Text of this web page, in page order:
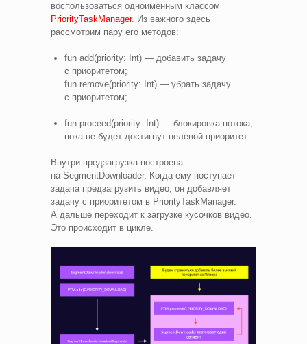
воспользоваться одноимённым классом
PriorityTaskManager. Из важного здесь
рассмотрим пару его методов:
fun add(priority: Int) — добавить задачу
с приоритетом;
fun remove(priority: Int) — убрать задачу
с приоритетом;
fun proceed(priority: Int) — блокировка потока,
пока не будет достигнут целевой приоритет.
Внутри предзагрузка построена
на SegmentDownloader. Когда ему поступает
задача предзагрузить видео, он добавляет
задачу с приоритетом в PriorityTaskManager.
А дальше переходит к загрузке кусочков видео.
Это происходит в цикле.